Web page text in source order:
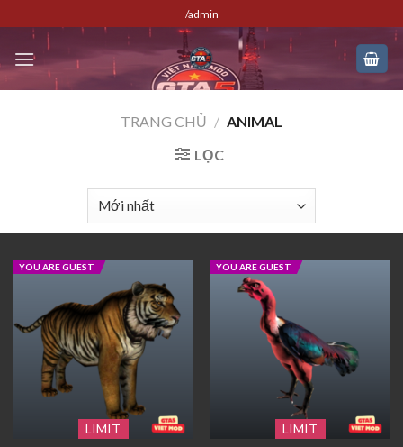
to
content
/admin
TRANG CHỦ / ANIMAL
LỌC
LIMIT
YOU ARE GUEST
LIMIT
YOU ARE GUEST